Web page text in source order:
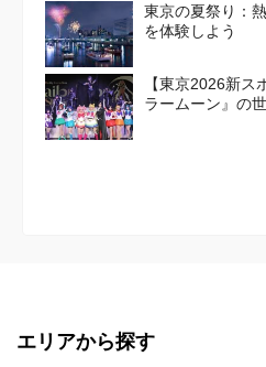
東京の夏祭り：
を体験しよう
【東京2026新ス
ラームーン』の
エリアから探す